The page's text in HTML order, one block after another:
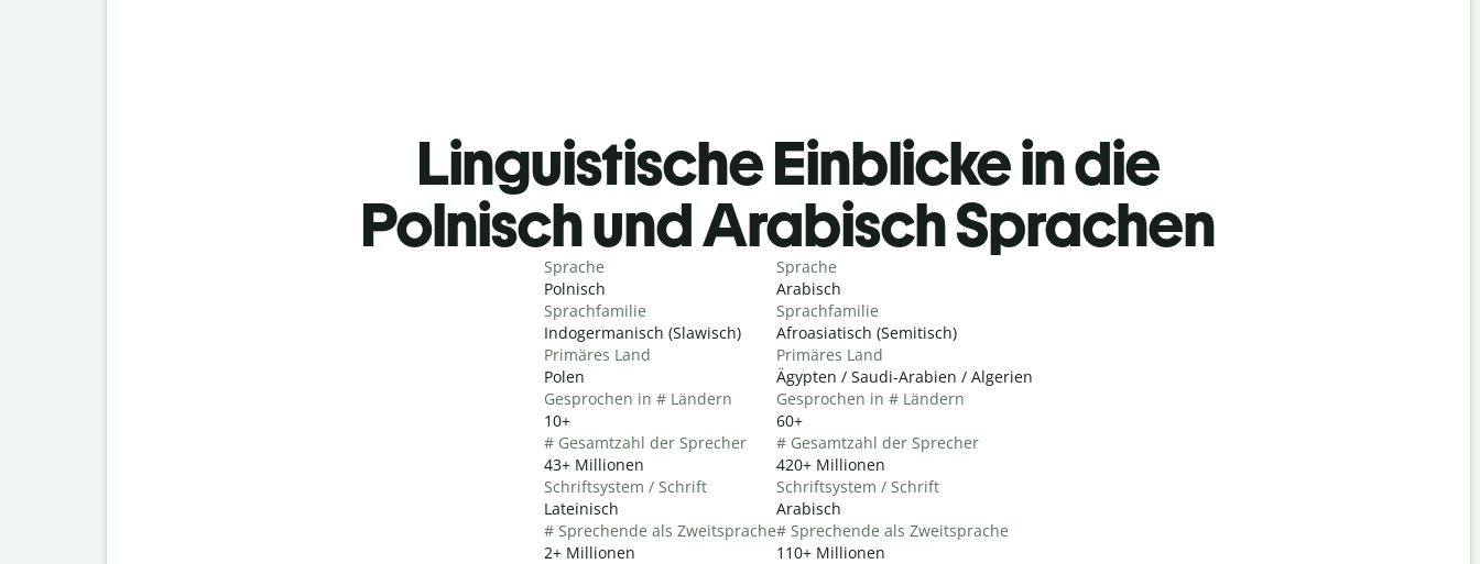
Linguistische Einblicke in die
Polnisch und Arabisch Sprachen
Sprache
Polnisch
Sprachfamilie
Indogermanisch (Slawisch)
Primäres Land
Polen
Gesprochen in # Ländern
10+
# Gesamtzahl der Sprecher
43+ Millionen
Schriftsystem / Schrift
Lateinisch
# Sprechende als Zweitsprache
2+ Millionen
Sprache
Arabisch
Sprachfamilie
Afroasiatisch (Semitisch)
Primäres Land
Ägypten / Saudi-Arabien / Algerien
Gesprochen in # Ländern
60+
# Gesamtzahl der Sprecher
420+ Millionen
Schriftsystem / Schrift
Arabisch
# Sprechende als Zweitsprache
110+ Millionen